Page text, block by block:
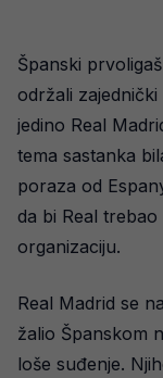
Španski
održali zajednički
jedino Real
tema sastanka
poraza od
da bi Real
organizaciju.
Real Madrid se
žalio Španskom
loše suđenje.